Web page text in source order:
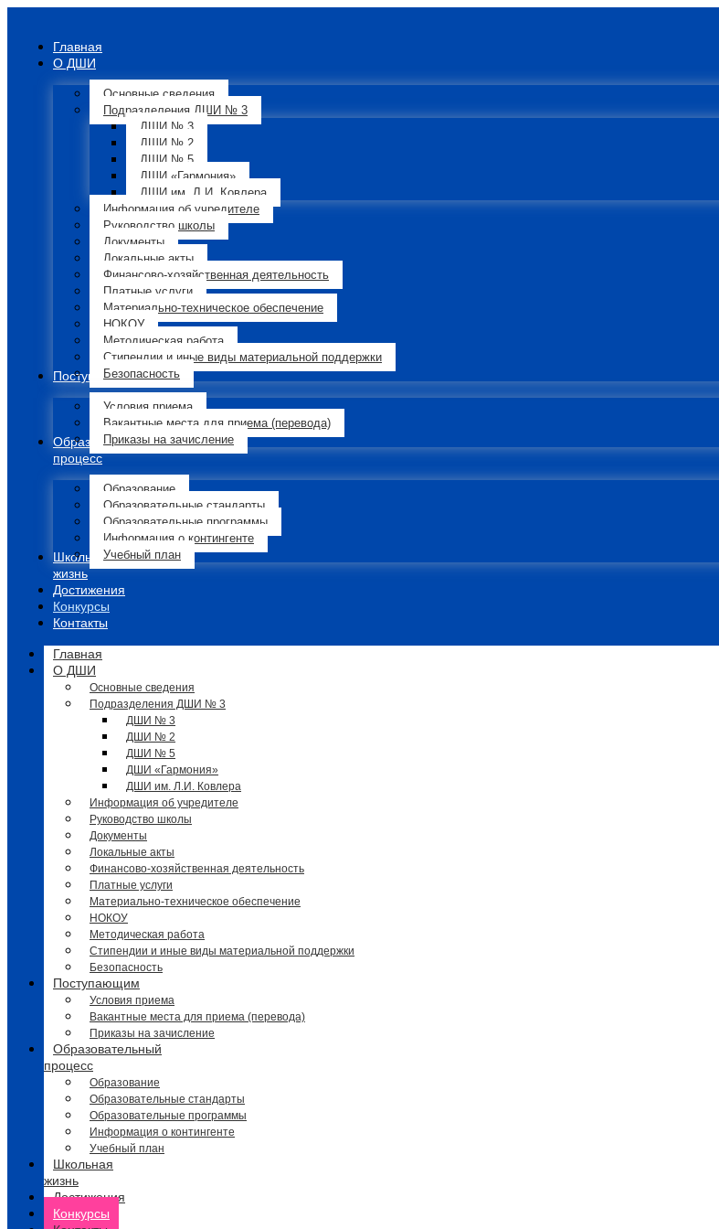
Главная
О ДШИ
Основные сведения
Подразделения ДШИ № 3
ДШИ № 3
ДШИ № 2
ДШИ № 5
ДШИ «Гармония»
ДШИ им. Л.И. Ковлера
Информация об учредителе
Руководство школы
Документы
Локальные акты
Финансово-хозяйственная деятельность
Платные услуги
Материально-техническое обеспечение
НОКОУ
Методическая работа
Стипендии и иные виды материальной поддержки
Безопасность
Поступающим
Условия приема
Вакантные места для приема (перевода)
Приказы на зачисление
Образовательный
процесс
Образование
Образовательные стандарты
Образовательные программы
Информация о контингенте
Учебный план
Школьная
жизнь
Достижения
Конкурсы
Контакты
Главная
О ДШИ
Основные сведения
Подразделения ДШИ № 3
ДШИ № 3
ДШИ № 2
ДШИ № 5
ДШИ «Гармония»
ДШИ им. Л.И. Ковлера
Информация об учредителе
Руководство школы
Документы
Локальные акты
Финансово-хозяйственная деятельность
Платные услуги
Материально-техническое обеспечение
НОКОУ
Методическая работа
Стипендии и иные виды материальной поддержки
Безопасность
Поступающим
Условия приема
Вакантные места для приема (перевода)
Приказы на зачисление
Образовательный
процесс
Образование
Образовательные стандарты
Образовательные программы
Информация о контингенте
Учебный план
Школьная
жизнь
Достижения
Конкурсы